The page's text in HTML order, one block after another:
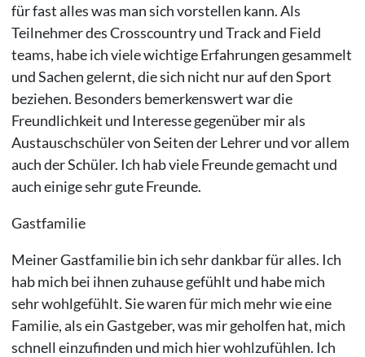
für fast alles was man sich vorstellen kann. Als
Teilnehmer des Crosscountry und Track and Field
teams, habe ich viele wichtige Erfahrungen gesammelt
und Sachen gelernt, die sich nicht nur auf den Sport
beziehen. Besonders bemerkenswert war die
Freundlichkeit und Interesse gegenüber mir als
Austauschschüler von Seiten der Lehrer und vor allem
auch der Schüler. Ich hab viele Freunde gemacht und
auch einige sehr gute Freunde.
Gastfamilie
Meiner Gastfamilie bin ich sehr dankbar für alles. Ich
hab mich bei ihnen zuhause gefühlt und habe mich
sehr wohlgefühlt. Sie waren für mich mehr wie eine
Familie, als ein Gastgeber, was mir geholfen hat, mich
schnell einzufinden und mich hier wohlzufühlen. Ich